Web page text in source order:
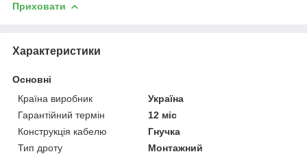
Приховати
Характеристики
Основні
Країна виробник
Україна
Гарантійний термін
12 міс
Конструкція кабелю
Гнучка
Тип дроту
Монтажний